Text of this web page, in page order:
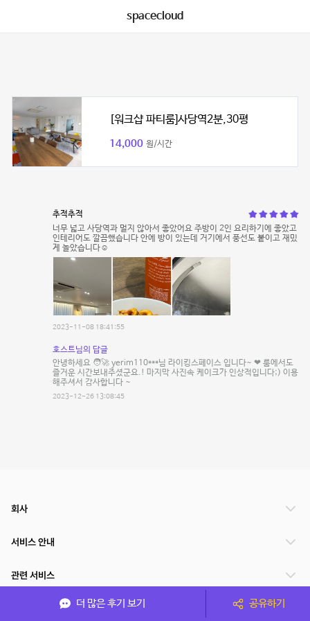
spacecloud
[워크샵 파티룸]사당역2분,30평
14,000 원/시간
추적추적
너무 넓고 사당역과 멀지 않아서 좋았어요 주방이 2인 요리하기에 좋았고
인테리어도 깔끔했습니다 안에 방이 있는데 거기에서 풍선도 붙이고 재밌
게 놀았습니다☺️
2023-11-08 18:41:55
호스트님의 답글
안녕하세요 🧑‍🚀 yerim110***님 라이킹스페이스 입니다~ ❤ 룸에서도
즐거운 시간보내주셨군요.! 마지막 사진속 케이크가 인상적입니다;) 이용
해주셔서 감사합니다 ~
2023-12-26 13:08:45
더 많은 후기 보기 공유하기
회사
서비스 안내
관련 서비스